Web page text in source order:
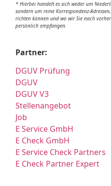
* Hierbei handelt es sich weder um
sondern um reine Korrespondenz-
richten können und wo wir Sie nach
persönlich empfangen.
Partner:
DGUV Prüfung
DGUV
DGUV V3
Stellenangebot
Job
E Service GmbH
E Check GmbH
E Service Check Partners
E Check Partner Expert